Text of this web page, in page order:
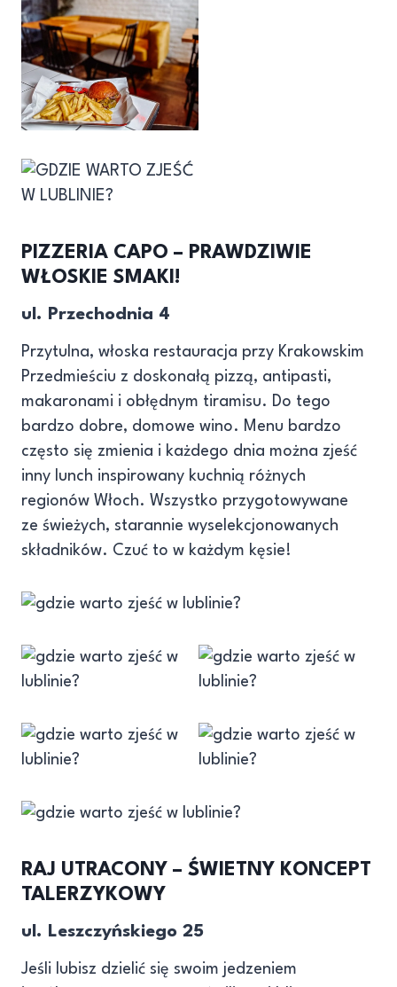
PIZZERIA CAPO – PRAWDZIWIE
WŁOSKIE SMAKI!
ul. Przechodnia 4
Przytulna, włoska restauracja przy Krakowskim
Przedmieściu z doskonałą pizzą, antipasti,
makaronami i obłędnym tiramisu. Do tego
bardzo dobre, domowe wino. Menu bardzo
często się zmienia i każdego dnia można zjeść
inny lunch inspirowany kuchnią różnych
regionów Włoch. Wszystko przygotowywane
ze świeżych, starannie wyselekcjonowanych
składników. Czuć to w każdym kęsie!
RAJ UTRACONY – ŚWIETNY KONCEPT
TALERZYKOWY
ul. Leszczyńskiego 25
Jeśli lubisz dzielić się swoim jedzeniem